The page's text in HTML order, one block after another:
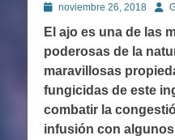
Publicado
noviembre 26, 2018
El ajo es una de las
poderosas de la
maravillosas
fungicidas de este
combatir la
infusión con